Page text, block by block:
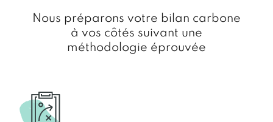
Nous préparons votre bilan carbone
à vos côtés suivant une
méthodologie éprouvée